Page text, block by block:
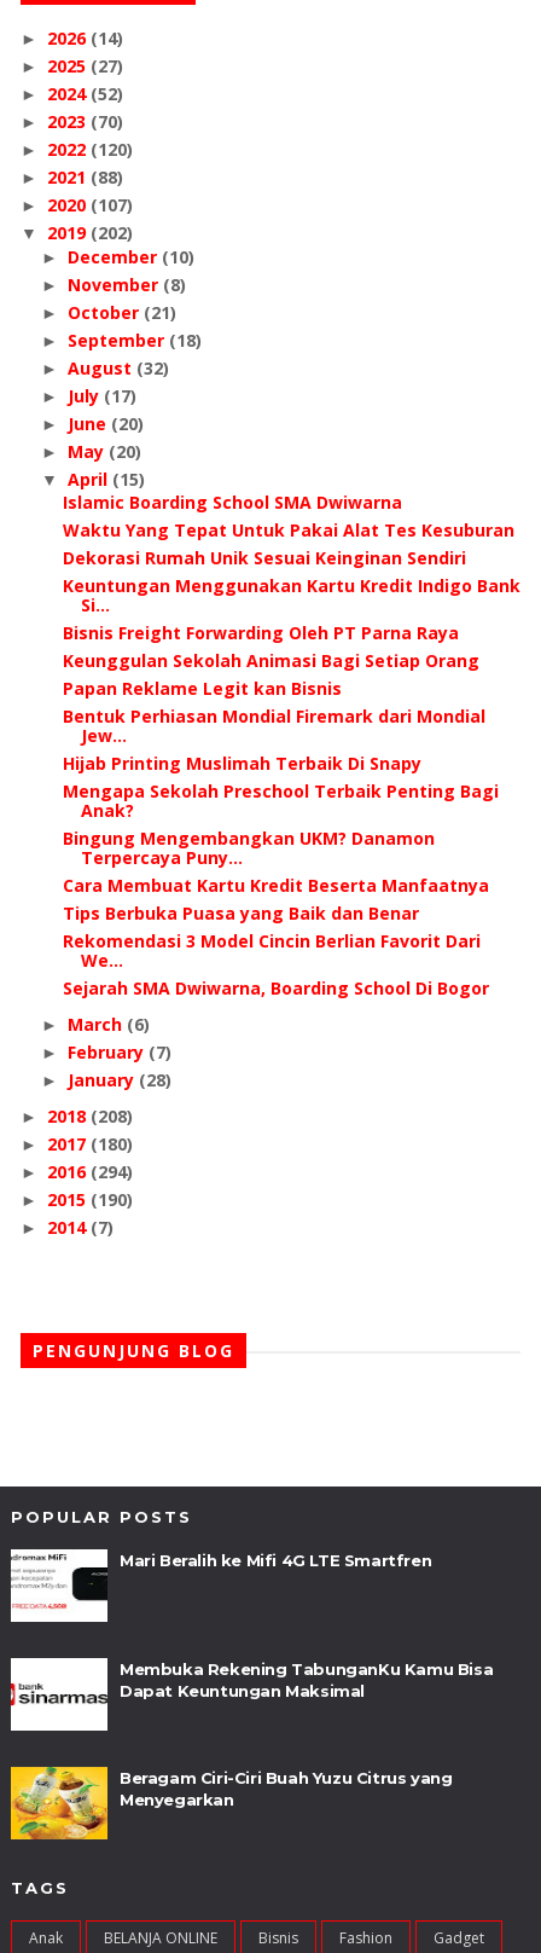
► 2026 (14)
► 2025 (27)
► 2024 (52)
► 2023 (70)
► 2022 (120)
► 2021 (88)
► 2020 (107)
▼ 2019 (202)
► December (10)
► November (8)
► October (21)
► September (18)
► August (32)
► July (17)
► June (20)
► May (20)
▼ April (15)
Islamic Boarding School SMA Dwiwarna
Waktu Yang Tepat Untuk Pakai Alat Tes Kesuburan
Dekorasi Rumah Unik Sesuai Keinginan Sendiri
Keuntungan Menggunakan Kartu Kredit Indigo Bank
Si...
Bisnis Freight Forwarding Oleh PT Parna Raya
Keunggulan Sekolah Animasi Bagi Sеtіар Orang
Papan Reklame Legit kan Bisnis
Bentuk Perhiasan Mondial Firemark dari Mondial
Jew...
Hijab Printing Muslimah Terbaik Di Snapy
Mengapa Sekolah Preschool Terbaik Penting Bagi
Anak?
Bingung Mengembangkan UKM? Danamon
Terpercaya Puny...
Cara Membuat Kartu Kredit Beserta Manfaatnya
Tips Berbuka Puasa yang Baik dan Benar
Rekomendasi 3 Model Cincin Berlian Favorit Dari
We...
Sejarah SMA Dwiwarna, Boarding School Di Bogor
► March (6)
► February (7)
► January (28)
► 2018 (208)
► 2017 (180)
► 2016 (294)
► 2015 (190)
► 2014 (7)
PENGUNJUNG BLOG
POPULAR POSTS
Mari Beralih ke Mifi 4G LTE Smartfren
Membuka Rekening TabunganKu Kamu Bisa
Dapat Keuntungan Maksimal
Beragam Ciri-Ciri Buah Yuzu Citrus yang
Menyegarkan
TAGS
Anak BELANJA ONLINE Bisnis Fashion Gadget